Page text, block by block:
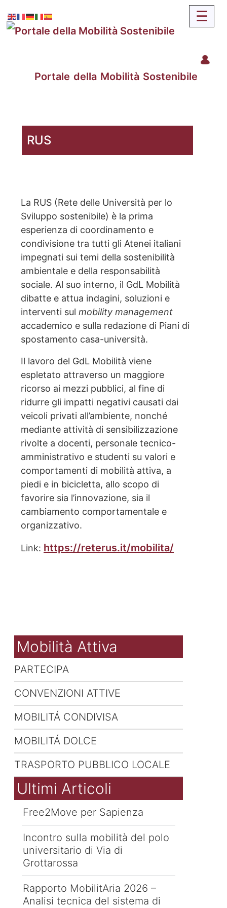
Portale della Mobilità Sostenibile
RUS
La RUS (Rete delle Università per lo
Sviluppo sostenibile) è la prima
esperienza di coordinamento e
condivisione tra tutti gli Atenei italiani
impegnati sui temi della sostenibilità
ambientale e della responsabilità
sociale. Al suo interno, il GdL Mobilità
dibatte e attua indagini, soluzioni e
interventi sul mobility management
accademico e sulla redazione di Piani di
spostamento casa-università.
Il lavoro del GdL Mobilità viene
espletato attraverso un maggiore
ricorso ai mezzi pubblici, al fine di
ridurre gli impatti negativi causati dai
veicoli privati all’ambiente, nonché
mediante attività di sensibilizzazione
rivolte a docenti, personale tecnico-
amministrativo e studenti su valori e
comportamenti di mobilità attiva, a
piedi e in bicicletta, allo scopo di
favorire sia l’innovazione, sia il
cambiamento comportamentale e
organizzativo.
Link: https://reterus.it/mobilita/
Mobilità Attiva
PARTECIPA
CONVENZIONI ATTIVE
MOBILITÁ CONDIVISA
MOBILITÁ DOLCE
TRASPORTO PUBBLICO LOCALE
Ultimi Articoli
Free2Move per Sapienza
Incontro sulla mobilità del polo
universitario di Via di
Grottarossa
Rapporto MobilitAria 2026 –
Analisi tecnica del sistema di